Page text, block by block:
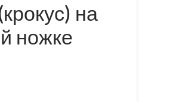
на
ножке